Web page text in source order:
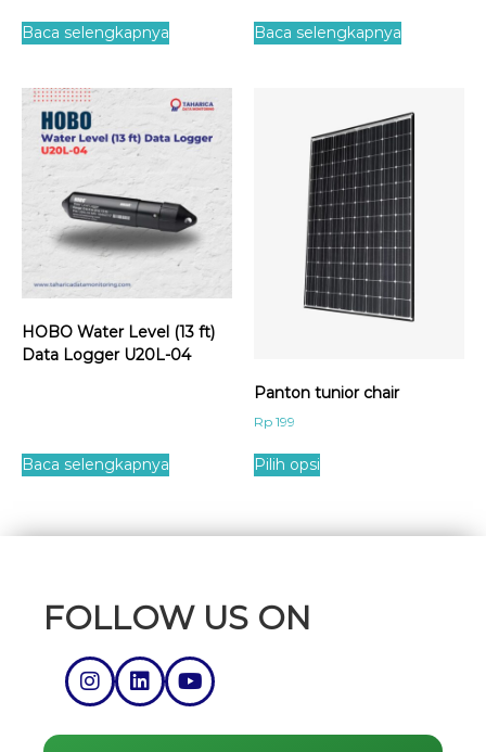
Baca selengkapnya Baca selengkapnya
HOBO Water Level (13 ft)
Data Logger U20L-04
Baca selengkapnya
Panton tunior chair
Rp 199
Pilih opsi
FOLLOW US ON